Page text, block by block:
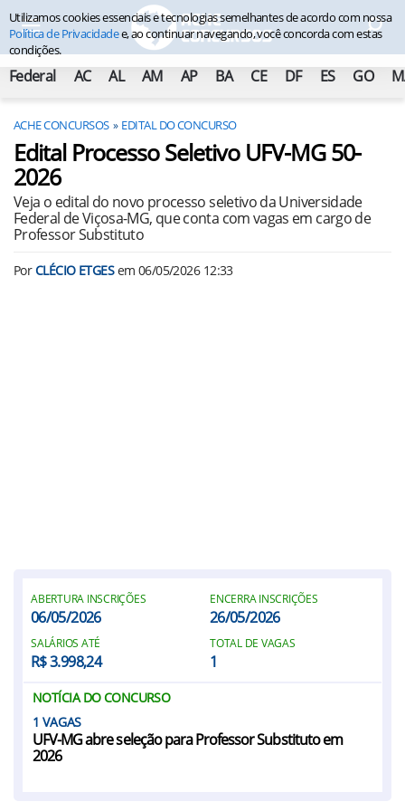
Federal AC AL AM AP BA CE DF ES GO
ACHE CONCURSOS EDITAL DO CONCURSO
Edital Processo Seletivo UFV-MG 50-
2026
Veja o edital do novo processo seletivo da Universidade
Federal de Viçosa-MG, que conta com vagas em cargo de
Professor Substituto
PorCLÉCIO ETGESem 06/05/2026 12:33
ABERTURA INSCRIÇÕES
06/05/2026
ENCERRA INSCRIÇÕES
26/05/2026
SALÁRIOS ATÉ
R$ 3.998,24
TOTAL DE VAGAS
1
NOTÍCIA DO CONCURSO
1
UFV-MG abre seleção para Professor Substituto em
2026
Utilizamos cookies essenciais e tecnologias semelhantes de acordo com nossa
Política de Privacidadee, ao continuar navegando, você concorda com estas
condições.